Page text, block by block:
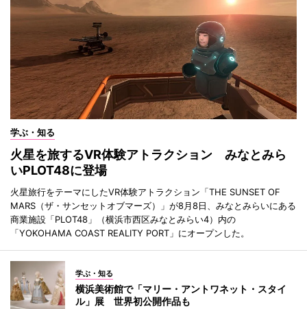
学ぶ・知る
火星を旅するVR体験アトラクション みなとみら
いPLOT48に登場
火星旅行をテーマにしたVR体験アトラクション「THE SUNSET OF
MARS（ザ・サンセットオブマーズ）」が8月8日、みなとみらいにある
商業施設「PLOT48」（横浜市西区みなとみらい4）内の
「YOKOHAMA COAST REALITY PORT」にオープンした。
学ぶ・知る
横浜美術館で「マリー・アントワネット・スタイ
ル」展 世界初公開作品も